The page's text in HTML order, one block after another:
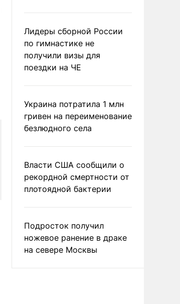
Лидеры сборной России
по гимнастике не
получили визы для
поездки на ЧЕ
Украина потратила 1 млн
гривен на переименование
безлюдного села
Власти США сообщили о
рекордной смертности от
плотоядной бактерии
Подросток получил
ножевое ранение в драке
на севере Москвы